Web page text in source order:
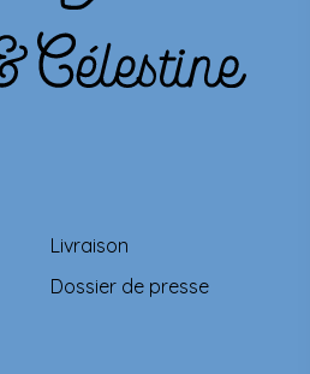
Livraison
Dossier de presse